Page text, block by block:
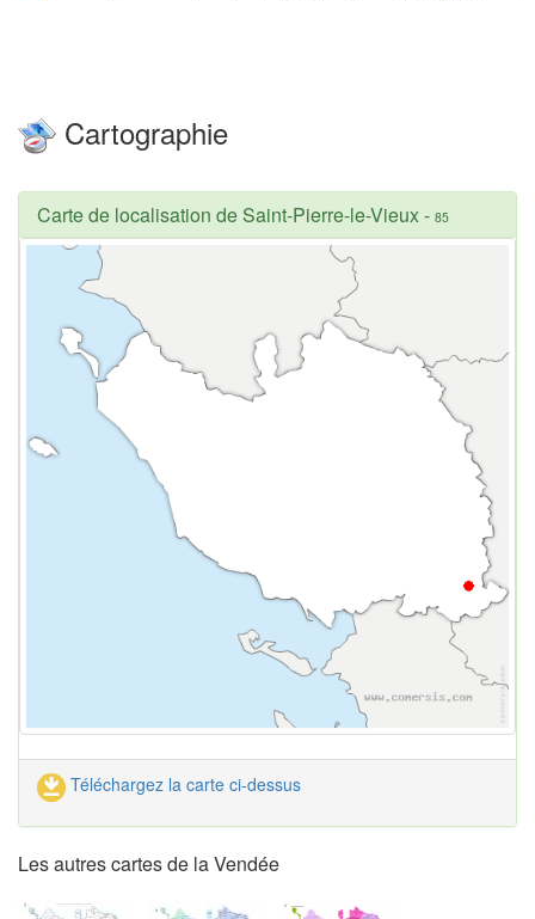
Cartographie
Carte de localisation de Saint-Pierre-le-Vieux- 85
Téléchargez la carte ci-dessus
Les autres cartes de la Vendée